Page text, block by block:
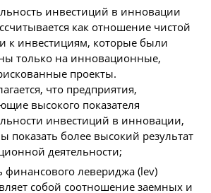
инвестиций в инновации
как отношение чистой
к инвестициям, которые были
только на инновационные,
проекты.
что предприятия,
высокого показателя
инвестиций в инновации,
показать более высокий результат
деятельности;
финансового левериджа (lev)
собой соотношение заемных и